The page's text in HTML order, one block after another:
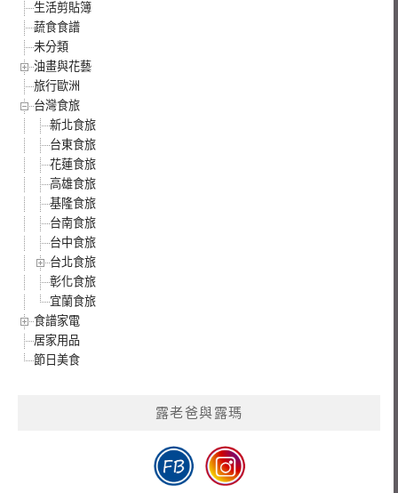
生活剪貼簿
蔬食食譜
未分類
油畫與花藝
旅行歐洲
台灣食旅
新北食旅
台東食旅
花蓮食旅
高雄食旅
基隆食旅
台南食旅
台中食旅
台北食旅
彰化食旅
宜蘭食旅
食譜家電
居家用品
節日美食
露老爸與露瑪